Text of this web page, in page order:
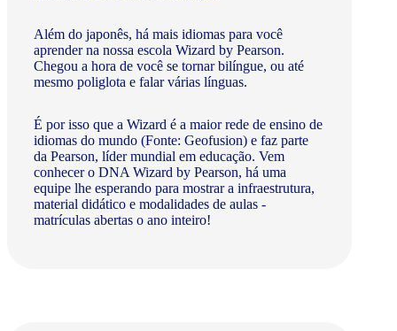
Além do japonês, há mais idiomas para você
aprender na nossa escola Wizard by Pearson.
Chegou a hora de você se tornar bilíngue, ou até
mesmo poliglota e falar várias línguas.
É por isso que a Wizard é a maior rede de ensino de
idiomas do mundo (Fonte: Geofusion) e faz parte
da Pearson, líder mundial em educação. Vem
conhecer o DNA Wizard by Pearson, há uma
equipe lhe esperando para mostrar a infraestrutura,
material didático e modalidades de aulas -
matrículas abertas o ano inteiro!